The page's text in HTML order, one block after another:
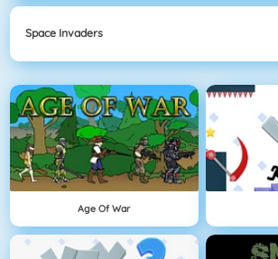
Space Invaders
Age Of War